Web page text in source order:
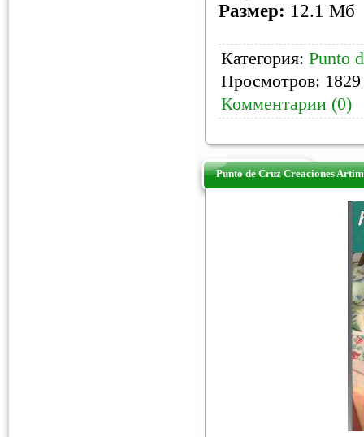
Размер: 12.1 Мб
Категория: Punto
Просмотров:
Комментарии (0)
Punto de Cruz Creaciones